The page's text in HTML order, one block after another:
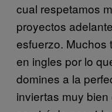
cual respetamos
proyectos
esfuerzo. Muchos
en ingles por lo
domines a la
inviertas muy